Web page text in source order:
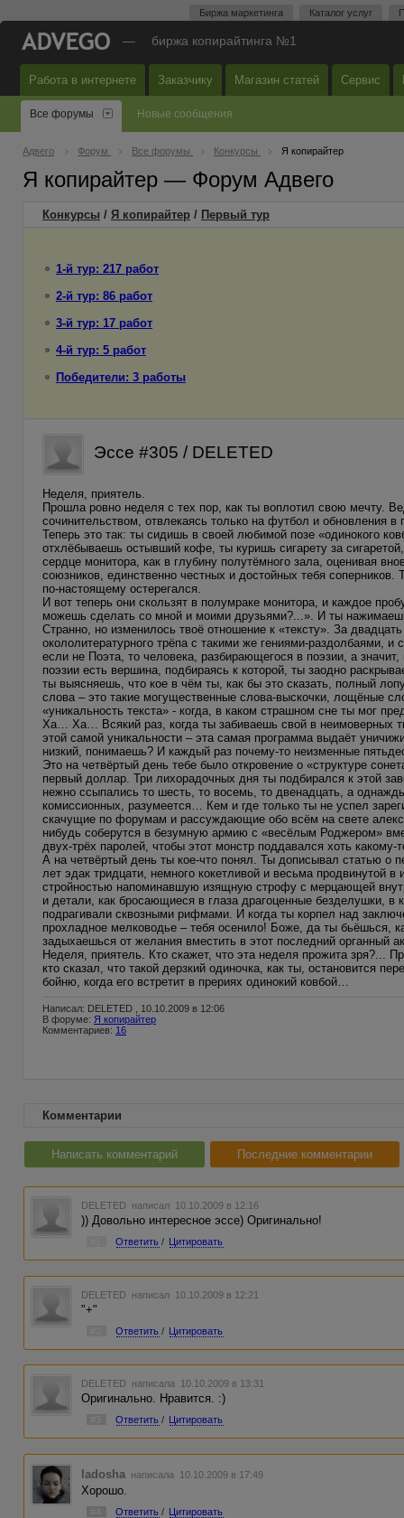
Биржа маркетинга Каталог услуг
— биржа копирайтинга №1
Работа в интернете Заказчику Магазин статей Сервис
Все форумы Новые сообщения
Адвего Форум Все форумы Конкурсы Я копирайтер
Я копирайтер — Форум Адвего
Конкурсы / Я копирайтер / Первый тур
1-й тур: 217 работ
2-й тур: 86 работ
3-й тур: 17 работ
4-й тур: 5 работ
Победители: 3 работы
Эссе #305 / DELETED
Неделя, приятель.
Прошла ровно неделя с тех пор, как ты воплотил свою мечту.
сочинительством, отвлекаясь только на футбол и обновления в
Теперь это так: ты сидишь в своей любимой позе «одинокого
отхлёбываешь остывший кофе, ты куришь сигарету за
сердце монитора, как в глубину полутёмного зала, оценивая
союзников, единственно честных и достойных тебя
по-настоящему остерегался.
И вот теперь они скользят в полумраке монитора, и каждое
можешь сделать со мной и моими друзьями?...». И ты
Странно, но изменилось твоё отношение к «тексту». За
окололитературного трёпа с такими же гениями-раздолбаями, и
если не Поэта, то человека, разбирающегося в поэзии, а
поэзии есть вершина, подбираясь к которой, ты заодно
ты выясняешь, что кое в чём ты, как бы это сказать, полный
слова – это такие могущественные слова-выскочки, лощёные
«уникальность текста» - когда, в каком страшном сне ты мог
Ха… Ха… Всякий раз, когда ты забиваешь свой в неимоверных
этой самой уникальности – эта самая программа выдаёт
низкий, понимаешь? И каждый раз почему-то неизменные
Это на четвёртый день тебе было откровение о «структуре
первый доллар. Три лихорадочных дня ты подбирался к этой
нежно ссыпались то шесть, то восемь, то двенадцать, а
комиссионных, разумеется… Кем и где только ты не успел
скачущие по форумам и рассуждающие обо всём на свете
нибудь соберутся в безумную армию с «весёлым Роджером»
двух-трёх паролей, чтобы этот монстр поддавался хоть
А на четвёртый день ты кое-что понял. Ты дописывал статью о
лет эдак тридцати, немного кокетливой и весьма продвинутой
стройностью напоминавшую изящную строфу с мерцающей
и детали, как бросающиеся в глаза драгоценные безделушки, в
подрагивали сквозными рифмами. И когда ты корпел над
прохладное мелководье – тебя осенило! Боже, да ты бьёшься,
задыхаешься от желания вместить в этот последний органный
Неделя, приятель. Кто скажет, что эта неделя прожита зря?...
кто сказал, что такой дерзкий одиночка, как ты, остановится
бойню, когда его встретит в прериях одинокий ковбой…
Написал: DELETED , 10.10.2009 в 12:06
В форуме: Я копирайтер
Комментариев: 16
Комментарии
Написать комментарий Последние комментарии
DELETED написал 10.10.2009 в 12:16
)) Довольно интересное эссе) Оригинально!
Ответить / Цитировать
DELETED написал 10.10.2009 в 12:21
"+"
Ответить / Цитировать
DELETED написала 10.10.2009 в 13:31
Оригинально. Нравится. :)
Ответить / Цитировать
ladosha написала 10.10.2009 в 17:49
Хорошо.
Ответить / Цитировать